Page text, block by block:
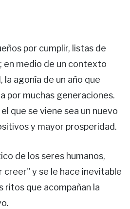
por cumplir, listas de
en medio de un contexto
la agonía de un año que
por muchas generaciones.
que se viene sea un nuevo
y mayor prosperidad.
de los seres humanos,
creer" y se le hace inevitable
ritos que acompañan la